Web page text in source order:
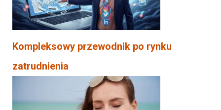
Kompleksowy przewodnik po rynku
zatrudnienia